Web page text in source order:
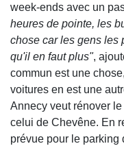
week-ends avec un
heures de pointe, les
chose car les gens les
qu'il en faut plus",
commun est une
voitures en est une
Annecy veut rénover
celui de Chevêne. En
prévue pour le parking